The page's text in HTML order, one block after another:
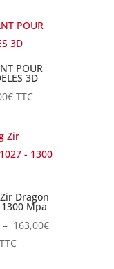
POUR
3D
€ TTC
Dragon
Mpa
– 163,00€Plage
TTC